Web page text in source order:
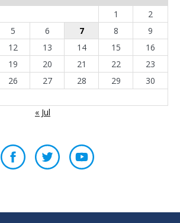
1
2
5 6 7 8
9
12 13 14 15
16
19 20 21 22
23
26 27 28 29
30
« Jul